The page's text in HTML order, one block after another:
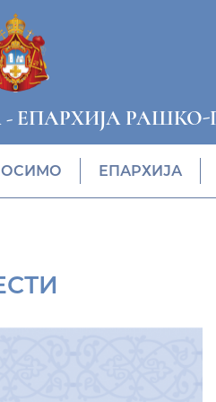
- ЕПАРХИЈА
ЕПАРХИЈА